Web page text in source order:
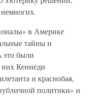
в Америке
тайны и
это были
Кеннеди
и краснобая,
политики» и